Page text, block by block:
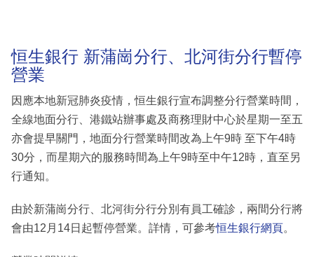
恒生銀行 新蒲崗分行、北河街分行暫停
營業
因應本地新冠肺炎疫情，恒生銀行宣布調整分行營業時間，
全線地面分行、港鐵站辦事處及商務理財中心於星期一至五
亦會提早關門，地面分行營業時間改為上午9時 至下午4時
30分，而星期六的服務時間為上午9時至中午12時，直至另
行通知。
由於新蒲崗分行、北河街分行分別有員工確診，兩間分行將
會由12月14日起暫停營業。詳情，可參考恒生銀行網頁。